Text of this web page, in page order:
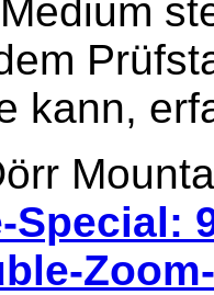
kann,
Special: